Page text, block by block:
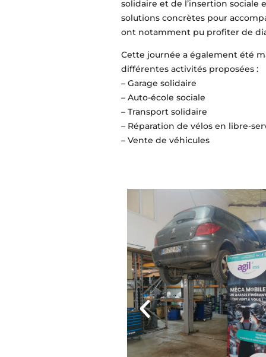
solidaire et de l’insertion
solutions concrètes pour
ont notamment pu profiter de
Cette journée a également été
différentes activités proposées :
– Garage solidaire
– Auto-école sociale
– Transport solidaire
– Réparation de vélos en libre-
– Vente de véhicules